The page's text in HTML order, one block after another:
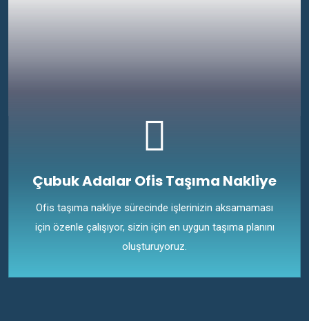
Çubuk Adalar Ofis Taşıma Nakliye
Ofis taşıma nakliye sürecinde işlerinizin aksamaması
için özenle çalışıyor, sizin için en uygun taşıma planını
oluşturuyoruz.